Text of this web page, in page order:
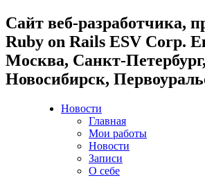
Cайт веб-разработчика,
Ruby on Rails ESV Corp.
Москва, Санкт-Петербург,
Новосибирск,
Новости
Главная
Мои работы
Новости
Записи
О себе